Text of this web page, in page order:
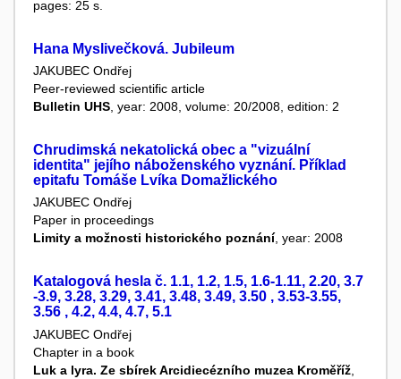
pages: 25 s.
Hana Myslivečková. Jubileum
JAKUBEC Ondřej
Peer-reviewed scientific article
Bulletin UHS , year: 2008, volume: 20/2008, edition: 2
Chrudimská nekatolická obec a "vizuální
identita" jejího náboženského vyznání. Příklad
epitafu Tomáše Lvíka Domažlického
JAKUBEC Ondřej
Paper in proceedings
Limity a možnosti historického poznání, year: 2008
Katalogová hesla č. 1.1, 1.2, 1.5, 1.6-1.11, 2.20, 3.7
-3.9, 3.28, 3.29, 3.41, 3.48, 3.49, 3.50 , 3.53-3.55,
3.56 , 4.2, 4.4, 4.7, 5.1
JAKUBEC Ondřej
Chapter in a book
Luk a lyra. Ze sbírek Arcidiecézního muzea Kroměříž